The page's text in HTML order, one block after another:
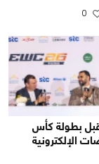
0
بطولة كأس
الإلكترونية